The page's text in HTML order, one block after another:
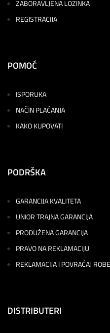
ZABORAVLJENA LOZINKA
REGISTRACIJA
POMOĆ
ISPORUKA
NAČIN PLAĆANJA
KAKO KUPOVATI
PODRŠKA
GARANCIJA KVALITETA
UNIOR TRAJNA GARANCIJA
PRODUŽENA GARANCIJA
PRAVO NA REKLAMACIJU
REKLAMACIJA I POVRAĆAJ ROBE
DISTRIBUTERI